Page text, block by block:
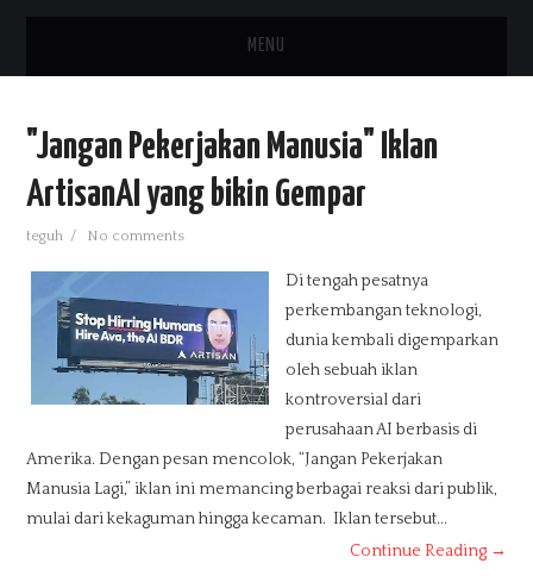
MENU
PRODUKSI TV
INFO TEKNOLOGI
PENDIDIKAN
TIPS N TRIK
DOWNLOAD
"Jangan Pekerjakan Manusia" Iklan
ArtisanAI yang bikin Gempar
teguh / No comments
Di tengah pesatnya
perkembangan teknologi,
dunia kembali digemparkan
oleh sebuah iklan
kontroversial dari
perusahaan AI berbasis di
Amerika. Dengan pesan mencolok, “Jangan Pekerjakan
Manusia Lagi,” iklan ini memancing berbagai reaksi dari publik,
mulai dari kekaguman hingga kecaman. Iklan tersebut...
Continue Reading →